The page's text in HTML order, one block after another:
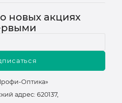
новых акциях
Оптика»
адрес: 620137,